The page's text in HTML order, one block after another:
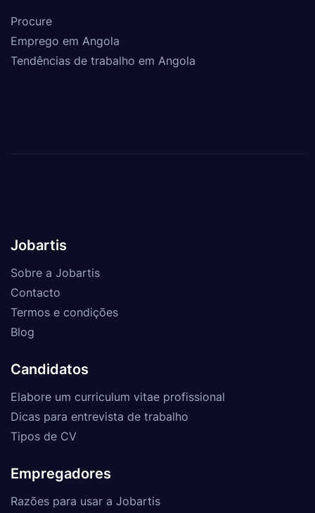
Procure
Emprego em Angola
Tendências de trabalho em Angola
Jobartis
Sobre a Jobartis
Contacto
Termos e condições
Blog
Candidatos
Elabore um curriculum vitae profissional
Dicas para entrevista de trabalho
Tipos de CV
Empregadores
Razões para usar a Jobartis